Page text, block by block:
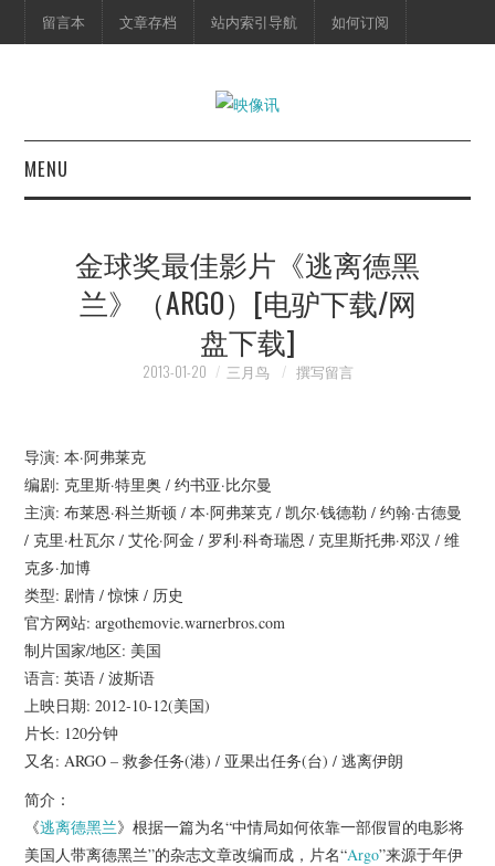
留言本 文章存档 站内索引导航 如何订阅
MENU
映像快讯
脱口秀
杂七杂八
美剧英剧
电影档期
推荐电影
金球奖最佳影片《逃离德黑
兰》（ARGO）[电驴下载/网
盘下载]
2013-01-20 三月鸟 撰写留言
导演: 本·阿弗莱克
编剧: 克里斯·特里奥 / 约书亚·比尔曼
主演: 布莱恩·科兰斯顿 / 本·阿弗莱克 / 凯尔·钱德勒 / 约翰·古德曼
/ 克里·杜瓦尔 / 艾伦·阿金 / 罗利·科奇瑞恩 / 克里斯托弗·邓汉 / 维
克多·加博
类型: 剧情 / 惊悚 / 历史
官方网站: argothemovie.warnerbros.com
制片国家/地区: 美国
语言: 英语 / 波斯语
上映日期: 2012-10-12(美国)
片长: 120分钟
又名: ARGO – 救参任务(港) / 亚果出任务(台) / 逃离伊朗
简介：
《逃离德黑兰》根据一篇为名“中情局如何依靠一部假冒的电影将
美国人带离德黑兰”的杂志文章改编而成，片名“Argo”来源于年伊